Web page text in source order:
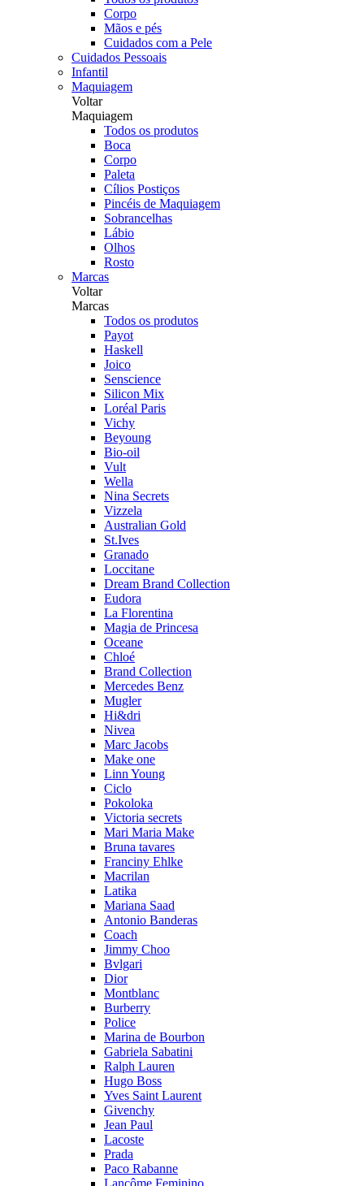
Corpo
Mãos e pés
Cuidados com a Pele
Cuidados Pessoais
Infantil
Maquiagem
Voltar
Maquiagem
Todos os produtos
Boca
Corpo
Paleta
Cílios Postiços
Pincéis de Maquiagem
Sobrancelhas
Lábio
Olhos
Rosto
Marcas
Voltar
Marcas
Todos os produtos
Payot
Haskell
Joico
Senscience
Silicon Mix
Loréal Paris
Vichy
Beyoung
Bio-oil
Vult
Wella
Nina Secrets
Vizzela
Australian Gold
St.Ives
Granado
Loccitane
Dream Brand Collection
Eudora
La Florentina
Magia de Princesa
Oceane
Chloé
Brand Collection
Mercedes Benz
Mugler
Hi&dri
Nivea
Marc Jacobs
Make one
Linn Young
Ciclo
Pokoloka
Victoria secrets
Mari Maria Make
Bruna tavares
Franciny Ehlke
Macrilan
Latika
Mariana Saad
Antonio Banderas
Coach
Jimmy Choo
Bvlgari
Dior
Montblanc
Burberry
Police
Marina de Bourbon
Gabriela Sabatini
Ralph Lauren
Hugo Boss
Yves Saint Laurent
Givenchy
Jean Paul
Lacoste
Prada
Paco Rabanne
Lancôme Feminino